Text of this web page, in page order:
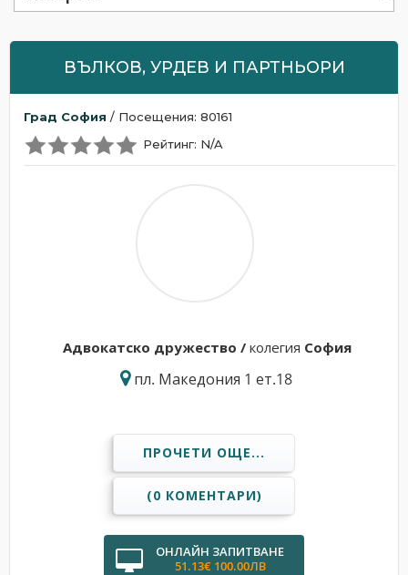
ВЪЛКОВ, УРДЕВ И ПАРТНЬОРИ
Град София / Посещения: 80161
Рейтинг: N/A
Адвокатскo дружествo / колегия София
пл. Македония 1 ет.18
ПРОЧЕТИ ОЩЕ...
(0 КОМЕНТАРИ)
ОНЛАЙН ЗАПИТВАНЕ
51.13€ 100.00ЛВ